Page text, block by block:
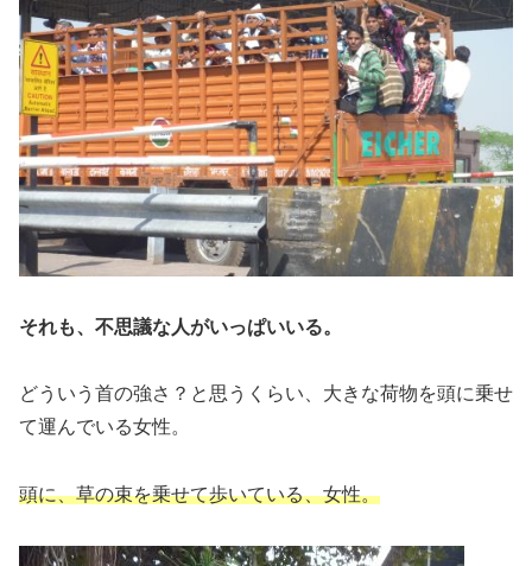
それも、不思議な人がいっぱいいる。
どういう首の強さ？と思うくらい、大きな荷物を頭に乗せ
て運んでいる女性。
頭に、草の束を乗せて歩いている、女性。